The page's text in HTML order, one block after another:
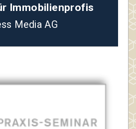
Immobilienprofis
Media AG